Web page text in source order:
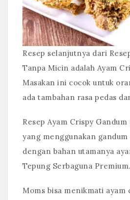
Resep selanjutnya dari
Tanpa Micin adalah Ayam
Masakan ini cocok untuk
ada tambahan rasa pedas
Resep Ayam Crispy Gandum
yang menggunakan gandum
dengan bahan utamanya
Tepung Serbaguna Premium.
Moms bisa menikmati ayam